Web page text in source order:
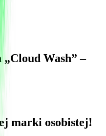
„Cloud Wash” –
marki osobistej!